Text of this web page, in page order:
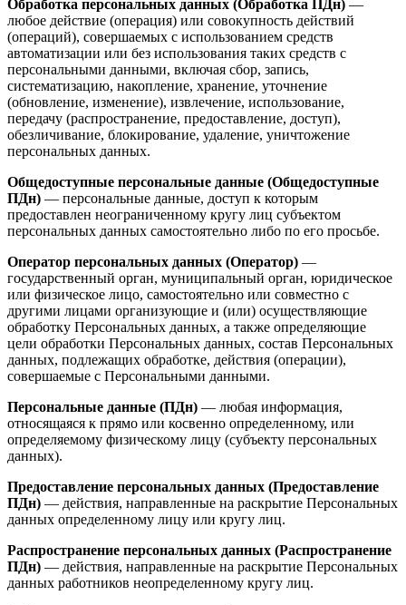
Обработка персональных данных (Обработка ПДн) —
любое действие (операция) или совокупность действий
(операций), совершаемых с использованием средств
автоматизации или без использования таких средств с
персональными данными, включая сбор, запись,
систематизацию, накопление, хранение, уточнение
(обновление, изменение), извлечение, использование,
передачу (распространение, предоставление, доступ),
обезличивание, блокирование, удаление, уничтожение
персональных данных.
Общедоступные персональные данные (Общедоступные
ПДн) — персональные данные, доступ к которым
предоставлен неограниченному кругу лиц субъектом
персональных данных самостоятельно либо по его просьбе.
Оператор персональных данных (Оператор) —
государственный орган, муниципальный орган, юридическое
или физическое лицо, самостоятельно или совместно с
другими лицами организующие и (или) осуществляющие
обработку Персональных данных, а также определяющие
цели обработки Персональных данных, состав Персональных
данных, подлежащих обработке, действия (операции),
совершаемые с Персональными данными.
Персональные данные (ПДн) — любая информация,
относящаяся к прямо или косвенно определенному, или
определяемому физическому лицу (субъекту персональных
данных).
Предоставление персональных данных (Предоставление
ПДн) — действия, направленные на раскрытие Персональных
данных определенному лицу или кругу лиц.
Распространение персональных данных (Распространение
ПДн) — действия, направленные на раскрытие Персональных
данных работников неопределенному кругу лиц.